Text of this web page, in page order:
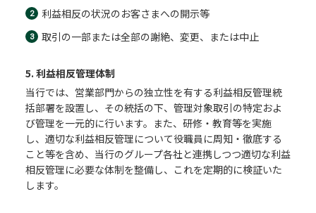
利益相反の状況のお客さまへの開示等
取引の一部または全部の謝絶、変更、または中止
5. 利益相反管理体制
当行では、営業部門からの独立性を有する利益相反管理統
括部署を設置し、その統括の下、管理対象取引の特定およ
び管理を一元的に行います。また、研修・教育等を実施
し、適切な利益相反管理について役職員に周知・徹底する
こと等を含め、当行のグループ各社と連携しつつ適切な利益
相反管理に必要な体制を整備し、これを定期的に検証いた
します。